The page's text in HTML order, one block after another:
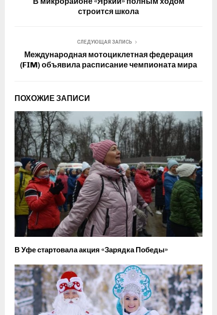
строится школа
СЛЕДУЮЩАЯ ЗАПИСЬ
Международная мотоциклетная федерация
(FIM) объявила расписание чемпионата мира
ПОХОЖИЕ ЗАПИСИ
В Уфе стартовала акция «Зарядка Победы»